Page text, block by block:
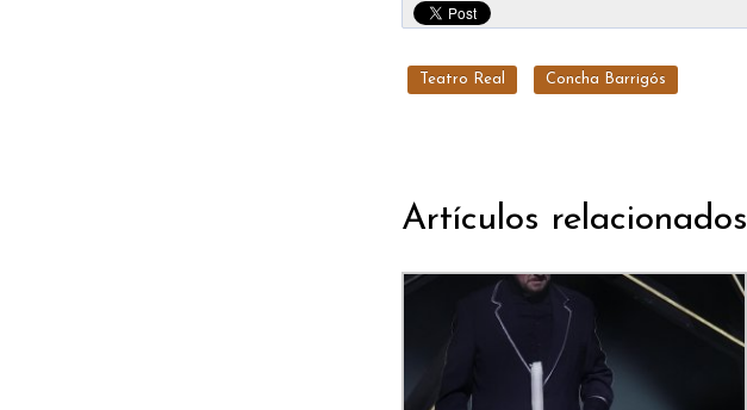
Teatro Real Concha Barrigós
Artículos relacionados